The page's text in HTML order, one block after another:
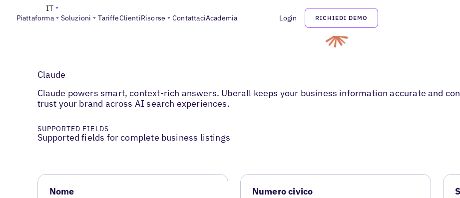
Piattaforma Soluzioni TariffeClientiRisorse ContattaciAcademia Login RICHIEDI DEMO
IT
Claude
Claude powers smart, context-rich answers. Uberall keeps your business information accurate and
trust your brand across AI search experiences.
SUPPORTED FIELDS
Supported fields for complete business listings
Nome
Numero civico